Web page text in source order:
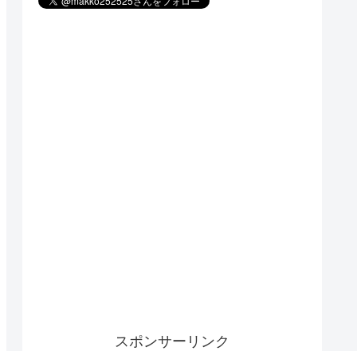
スポンサーリンク